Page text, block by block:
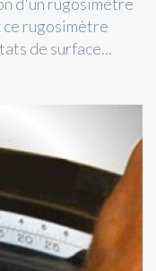
ce rugosimètre
de surface...